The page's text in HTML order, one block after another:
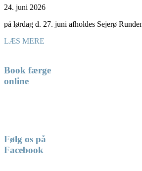
24. juni 2026
på lørdag d. 27. juni afholdes Sejerø
LÆS MERE
Book færge
online
Følg os på
Facebook